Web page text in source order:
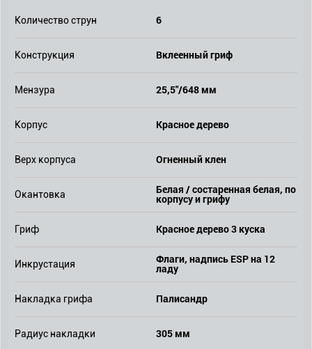
Количество струн 6
Конструкция Вклеенный гриф
Мензура 25,5"/648 мм
Корпус Красное дерево
Верх корпуса Огненный клен
Окантовка Белая / состаренная белая, по
корпусу и грифу
Гриф Красное дерево 3 куска
Инкрустация Флаги, надпись ESP на 12
ладу
Накладка грифа Палисандр
Радиус накладки 305 мм